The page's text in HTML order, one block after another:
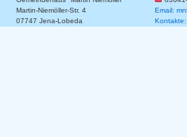
Martin-Niemöller-Str. 4
Email:
07747 Jena-Lobeda